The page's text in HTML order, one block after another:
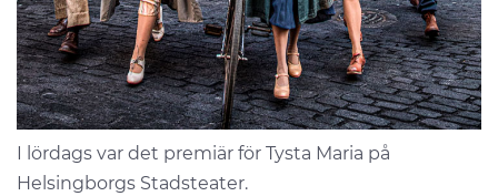
I lördags var det premiär för Tysta Maria på
Helsingborgs Stadsteater.